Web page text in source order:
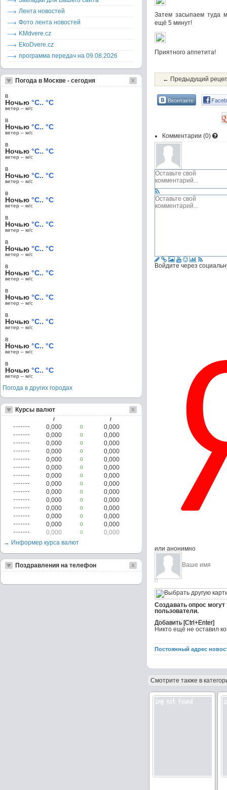
Затем засыпаем туда
ещё 5 минут!
Приятного аппетита!
← Предыдущий
Вконтакте
Комментарии (0)
Войдите через
или анонимно
Создавать опрос
пользователи.
Никто ещё не оставил
Постоянный адрес
Смотрите также в
Лента новостей
Фото лента новостей
KMdvere.cz
EkoDvere.cz
программа передач на 09.08.2026
Погода в Москве - сегодня
в
Ночью °C.. °C
ветер – м/c
в
Ночью °C.. °C
ветер – м/c
в
Ночью °C.. °C
ветер – м/c
в
Ночью °C.. °C
ветер – м/c
в
Ночью °C.. °C
ветер – м/c
в
Ночью °C.. °C
ветер – м/c
в
Ночью °C.. °C
ветер – м/c
в
Ночью °C.. °C
ветер – м/c
в
Ночью °C.. °C
ветер – м/c
в
Ночью °C.. °C
ветер – м/c
в
Ночью °C.. °C
ветер – м/c
в
Ночью °C.. °C
ветер – м/c
Погода в других городах
Курсы валют
/ /
0,000 0
0,000
0,000
0
0,000
0,000
0
0,000
0,000
0
0,000
0,000
0
0,000
0,000
0
0,000
0,000
0
0,000
0,000
0
0,000
0,000
0
0,000
0,000
0
0,000
0,000
0
0,000
0,000
0
0,000
0,000
0
0,000
0,000
0
0,000
→ Информер курса валют
Поздравления на телефон